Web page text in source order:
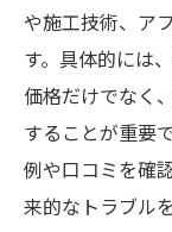
家族の
石材店
八柱霊
生前購
希望に
八柱霊園
や施工技術、ア
す。具体的には
価格だけでなく
することが重要
例や口コミを確
来的なトラブル